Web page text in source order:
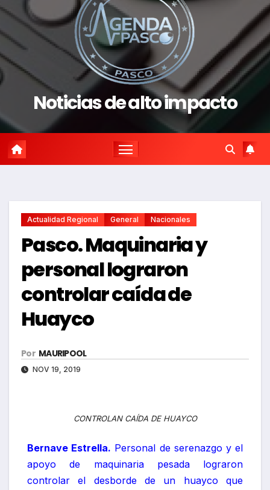
Noticias de alto impacto
Actualidad Regional General Nacionales
Pasco. Maquinaria y
personal lograron
controlar caída de
Huayco
Por MAURIPOOL
NOV 19, 2019
CONTROLAN CAÍDA DE HUAYCO
Bernave Estrella. Personal de serenazgo y el
apoyo de maquinaria pesada lograron
controlar el desborde de un huayco que